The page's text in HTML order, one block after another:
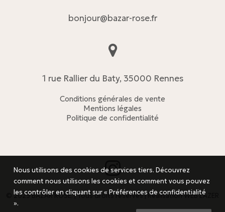
bonjour@bazar-rose.fr
1 rue Rallier du Baty, 35000 Rennes
Conditions générales de vente
Mentions légales
Politique de confidentialité
© 2023 BAZAR ROSE. | Tous droits réservés | RéalisationWEB LAZER
Nous utilisons des cookies de services tiers. Découvrez
comment nous utilisons les cookies et comment vous pouvez
les contrôler en cliquant sur « Préférences de confidentialité
».